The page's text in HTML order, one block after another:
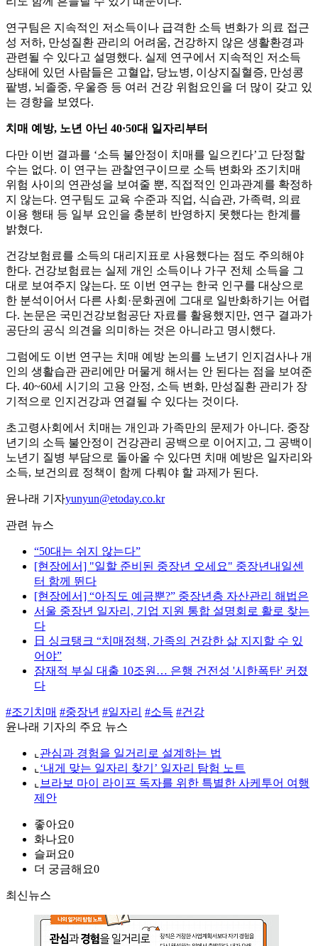
연구팀은 지속적인 저소득이나 급격한 소득 변화가 의료 접근
성 저하, 만성질환 관리의 어려움, 건강하지 않은 생활환경과
관련될 수 있다고 설명했다. 실제 연구에서 지속적인 저소득
상태에 있던 사람들은 고혈압, 당뇨병, 이상지질혈증, 만성콩
팥병, 뇌졸중, 우울증 등 여러 건강 위험요인을 더 많이 갖고 있
는 경향을 보였다.
치매 예방, 노년 아닌 40·50대 일자리부터
다만 이번 결과를 ‘소득 불안정이 치매를 일으킨다’고 단정할
수는 없다. 이 연구는 관찰연구이므로 소득 변화와 조기치매
위험 사이의 연관성을 보여줄 뿐, 직접적인 인과관계를 확정하
지 않는다. 연구팀도 교육 수준과 직업, 식습관, 가족력, 의료
이용 행태 등 일부 요인을 충분히 반영하지 못했다는 한계를
밝혔다.
건강보험료를 소득의 대리지표로 사용했다는 점도 주의해야
한다. 건강보험료는 실제 개인 소득이나 가구 전체 소득을 그
대로 보여주지 않는다. 또 이번 연구는 한국 인구를 대상으로
한 분석이어서 다른 사회·문화권에 그대로 일반화하기는 어렵
다. 논문은 국민건강보험공단 자료를 활용했지만, 연구 결과가
공단의 공식 의견을 의미하는 것은 아니라고 명시했다.
그럼에도 이번 연구는 치매 예방 논의를 노년기 인지검사나 개
인의 생활습관 관리에만 머물게 해서는 안 된다는 점을 보여준
다. 40~60세 시기의 고용 안정, 소득 변화, 만성질환 관리가 장
기적으로 인지건강과 연결될 수 있다는 것이다.
초고령사회에서 치매는 개인과 가족만의 문제가 아니다. 중장
년기의 소득 불안정이 건강관리 공백으로 이어지고, 그 공백이
노년기 질병 부담으로 돌아올 수 있다면 치매 예방은 일자리와
소득, 보건의료 정책이 함께 다뤄야 할 과제가 된다.
윤나래 기자yunyun@etoday.co.kr
관련 뉴스
“50대는 쉬지 않는다”
[현장에서] "일할 준비된 중장년 오세요" 중장년내일센
터 함께 뛴다
[현장에서] “아직도 예금뿐?” 중장년층 자산관리 해법은
서울 중장년 일자리, 기업 지원 통합 설명회로 활로 찾는
다
日 싱크탱크 “치매정책, 가족의 건강한 삶 지지할 수 있
어야”
잠재적 부실 대출 10조원… 은행 건전성 '시한폭탄' 커졌
다
#조기치매 #중장년 #일자리 #소득 #건강
윤나래 기자의 주요 뉴스
⌞ 관심과 경험을 일거리로 설계하는 법
⌞ ‘내게 맞는 일자리 찾기’ 일자리 탐험 노트
⌞ 브라보 마이 라이프 독자를 위한 특별한 사케투어 여행
제안
좋아요0
화나요0
슬퍼요0
더 궁금해요0
최신뉴스